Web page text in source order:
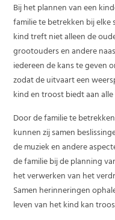
Bij het plannen van een
familie te betrekken bij elke
kind treft niet alleen de
grootouders en andere
iedereen de kans te geven
zodat de uitvaart een
kind en troost biedt aan
Door de familie te
kunnen zij samen
de muziek en andere
de familie bij de planning
het verwerken van het
Samen herinneringen
leven van het kind kan